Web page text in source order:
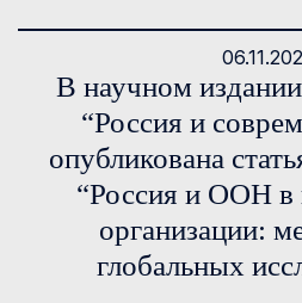
В научном
“Россия и
опубликована
“Россия и ООН в
организации:
глобальных